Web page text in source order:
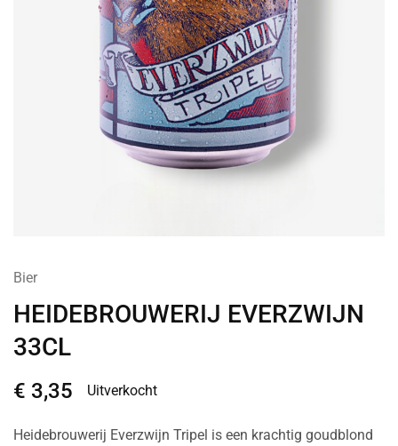
Bier
HEIDEBROUWERIJ EVERZWIJN
33CL
€ 3,35 Uitverkocht
Heidebrouwerij Everzwijn Tripel is een krachtig goudblond